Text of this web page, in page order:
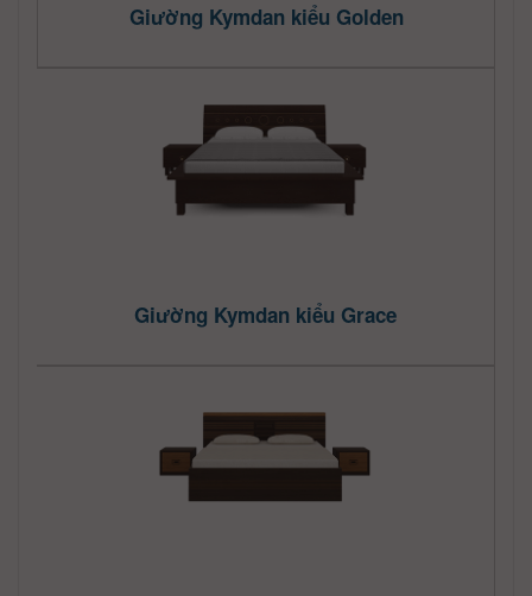
Giường Kymdan kiểu Golden
Giường Kymdan kiểu Grace